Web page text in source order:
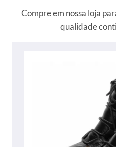
Compre em nossa loja
qualidade